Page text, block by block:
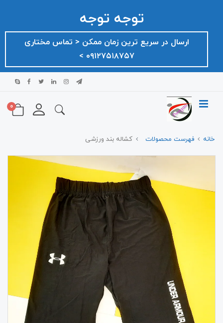
توجه توجه
ارسال در سریع ترین زمان ممکن ‌< تماس مختاری
۰۹۱۲۷۵۱۸۷۵۷ >
0
خانه فهرست محصولات کشاله بند ورزشی